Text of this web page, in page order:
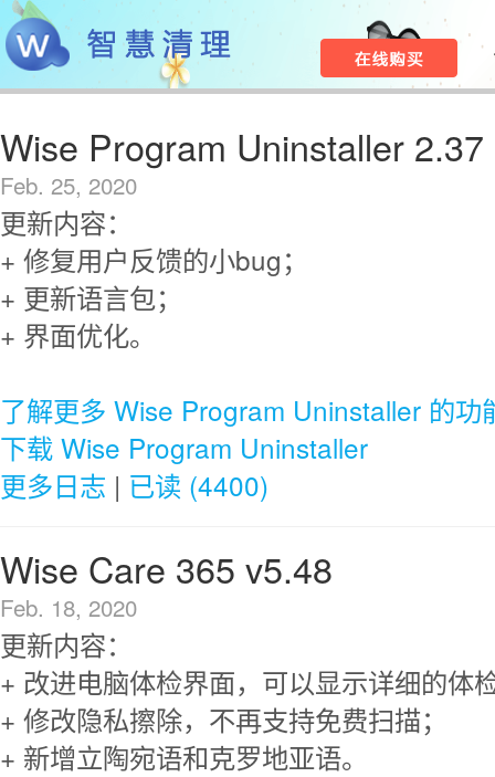
Wise Program Uninstaller 2.37
Feb. 25, 2020
更新内容：
+ 修复用户反馈的小bug；
+ 更新语言包；
+ 界面优化。
了解更多 Wise Program Uninstaller 的功
下载 Wise Program Uninstaller
更多日志 | 已读 (4400)
Wise Care 365 v5.48
Feb. 18, 2020
更新内容：
+ 改进电脑体检界面，可以显示详细的体
+ 修改隐私擦除，不再支持免费扫描；
+ 新增立陶宛语和克罗地亚语。